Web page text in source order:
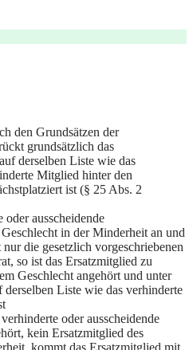
den Grundsätzen der
grundsätzlich das
derselben Liste wie das
Mitglied hinter den
ist (§ 25 Abs. 2
oder ausscheidende
in der Minderheit an und
nur die gesetzlich vorgeschriebenen
so ist das Ersatzmitglied zu
Geschlecht angehört und unter
Liste wie das verhinderte
oder ausscheidende
kein Ersatzmitglied des
kommt das Ersatzmitglied mit